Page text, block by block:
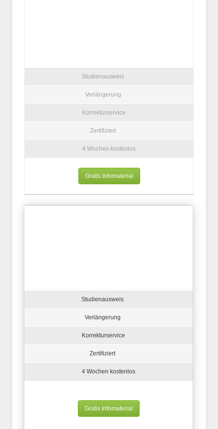
Studienausweis
Verlängerung
Korrekturservice
Zertifiziert
4 Wochen kostenlos
Gratis Infomaterial
Studienausweis
Verlängerung
Korrekturservice
Zertifiziert
4 Wochen kostenlos
Gratis Infomaterial